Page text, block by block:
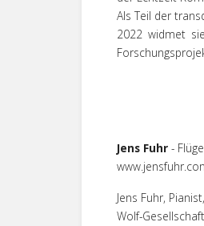
Als Teil der
2022 widmet
Jens Fuhr -
Jens Fuhr,
Wolf-